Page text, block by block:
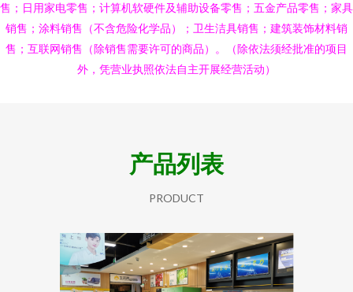
售；日用家电零售；计算机软硬件及辅助设备零售；五金产品零售；家具
销售；涂料销售（不含危险化学品）；卫生洁具销售；建筑装饰材料销
售；互联网销售（除销售需要许可的商品）。（除依法须经批准的项目
外，凭营业执照依法自主开展经营活动）
产品列表
PRODUCT